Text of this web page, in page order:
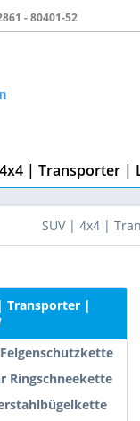
- 80401-52
| Transporter |
SUV | 4x4 |
Transporter |
Ringschneekette